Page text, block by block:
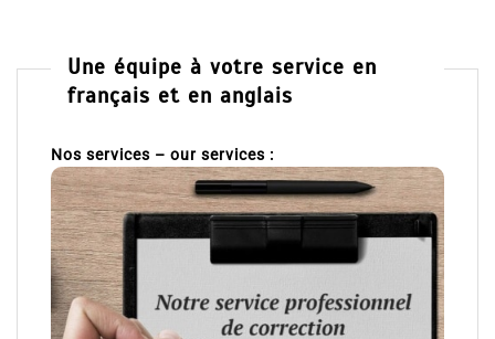
Une équipe à votre service en
français et en anglais
Nos services – our services :